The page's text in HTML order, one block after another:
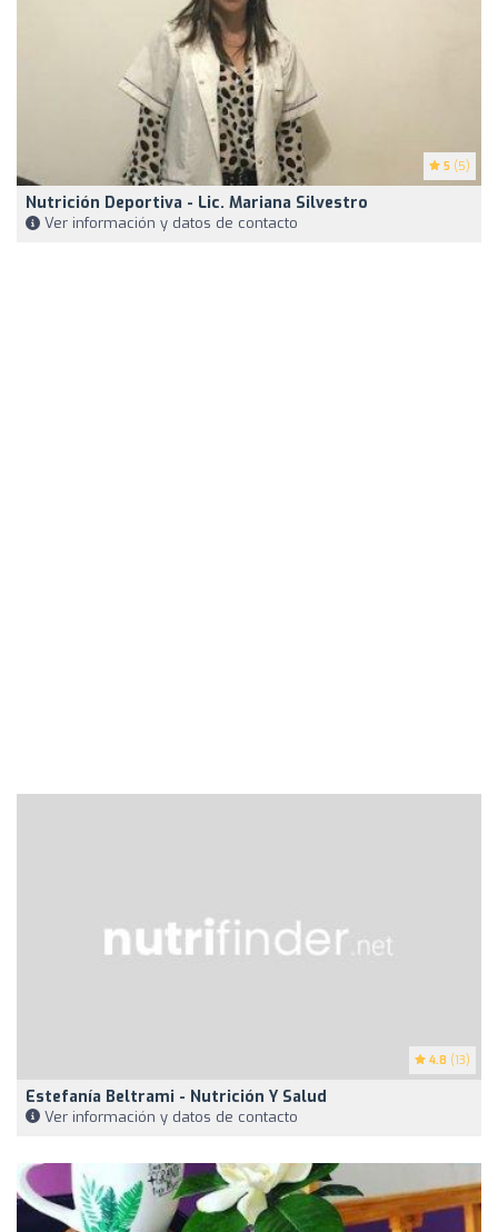
5 (5)
Nutrición Deportiva - Lic. Mariana Silvestro
Ver información y datos de contacto
4.8 (13)
Estefanía Beltrami - Nutrición Y Salud
Ver información y datos de contacto